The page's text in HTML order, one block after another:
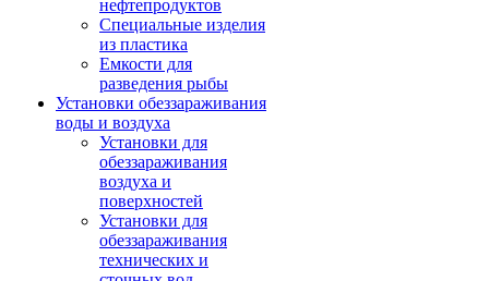
нефтепродуктов
Специальные изделия
из пластика
Емкости для
разведения рыбы
Установки обеззараживания
воды и воздуха
Установки для
обеззараживания
воздуха и
поверхностей
Установки для
обеззараживания
технических и